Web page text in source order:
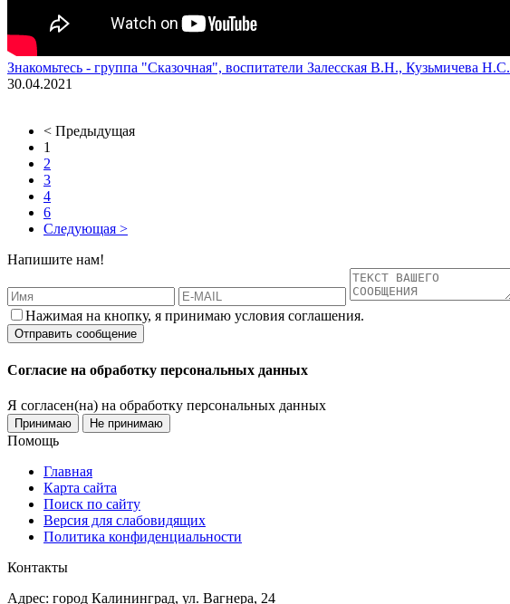
Знакомьтесь - группа "Сказочная", воспитатели Залесская В.Н., Кузьмичева Н.С.
30.04.2021
< Предыдущая
1
2
3
4
6
Следующая >
Напишите нам!
Нажимая на кнопку, я принимаю условия соглашения.
Согласие на обработку персональных данных
Я согласен(на) на обработку персональных данных
Принимаю Не принимаю
Помощь
Главная
Карта сайта
Поиск по сайту
Версия для слабовидящих
Политика конфиденциальности
Контакты
Адрес: город Калининград, ул. Вагнера, 24